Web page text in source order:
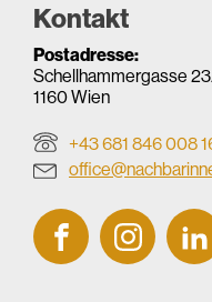
Kontakt
Postadresse:
Schellhammergasse
1160 Wien
+43 681 846 008